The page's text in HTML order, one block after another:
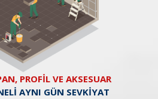
PROFİL VE AKSESUAR
AYNI GÜN SEVKİYAT